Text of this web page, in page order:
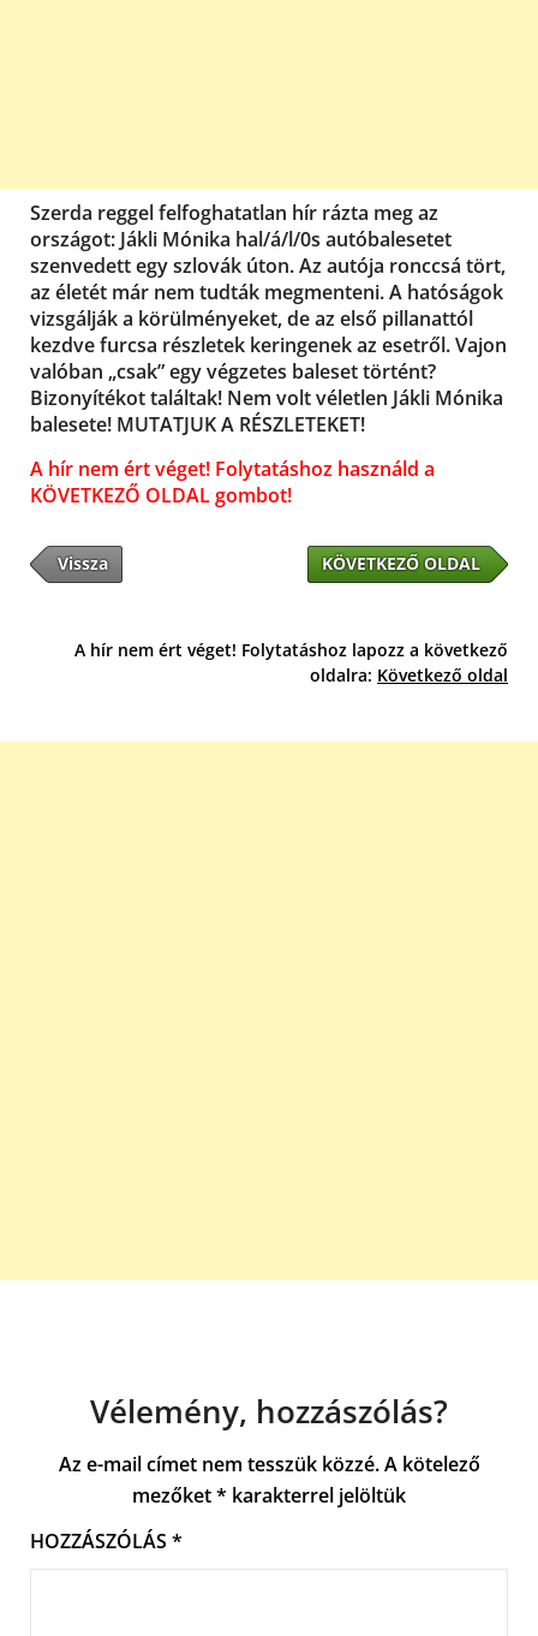
Szerda reggel felfoghatatlan hír rázta meg az
országot: Jákli Mónika hal/á/l/0s autóbalesetet
szenvedett egy szlovák úton. Az autója ronccsá tört,
az életét már nem tudták megmenteni. A hatóságok
vizsgálják a körülményeket, de az első pillanattól
kezdve furcsa részletek keringenek az esetről. Vajon
valóban „csak” egy végzetes baleset történt?
Bizonyítékot találtak! Nem volt véletlen Jákli Mónika
balesete! MUTATJUK A RÉSZLETEKET!
A hír nem ért véget! Folytatáshoz használd a
KÖVETKEZŐ OLDAL gombot!
Vissza KÖVETKEZŐ OLDAL
A hír nem ért véget! Folytatáshoz lapozz a következő
oldalra: Következő oldal
Vélemény, hozzászólás?
Az e-mail címet nem tesszük közzé. A kötelező
mezőket* karakterrel jelöltük
HOZZÁSZÓLÁS *